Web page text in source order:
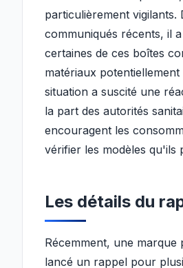
particulièrement vigilants.
communiqués récents, il
certaines de ces boîtes
matériaux
situation a suscité une
la part des autorités
encouragent les
vérifier les modèles qu'ils
Les détails du
Récemment, une marque
lancé un rappel pour